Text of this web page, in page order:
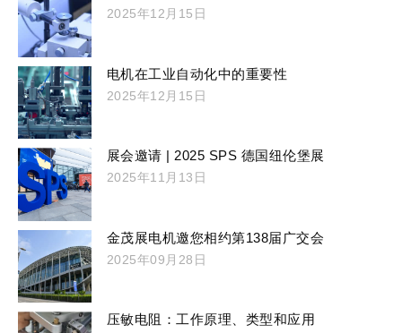
2025年12月15日
电机在工业自动化中的重要性
2025年12月15日
展会邀请 | 2025 SPS 德国纽伦堡展
2025年11月13日
金茂展电机邀您相约第138届广交会
2025年09月28日
压敏电阻：工作原理、类型和应用